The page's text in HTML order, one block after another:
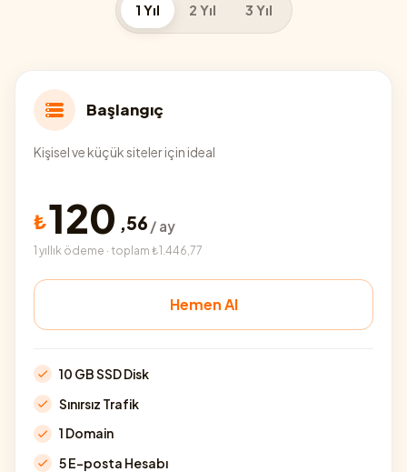
1 Yıl 2 Yıl 3 Yıl
Başlangıç
Kişisel ve küçük siteler için ideal
₺120 ,56 / ay
1 yıllık ödeme · toplam ₺1.446,77
Hemen Al
10 GB SSD Disk
Sınırsız Trafik
1 Domain
5 E-posta Hesabı